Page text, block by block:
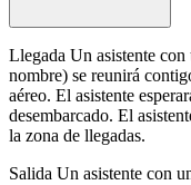
Llegada Un asistente
nombre) se reunirá
aéreo. El asistente
desembarcado. El
la zona de llegadas.
Salida Un asistente con